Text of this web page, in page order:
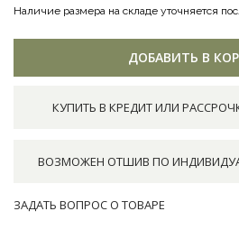
Наличие размера на складе уточняется
ДОБАВИТЬ В
КУПИТЬ В КРЕДИТ ИЛИ
ВОЗМОЖЕН ОТШИВ ПО
ЗАДАТЬ ВОПРОС О ТОВАРЕ